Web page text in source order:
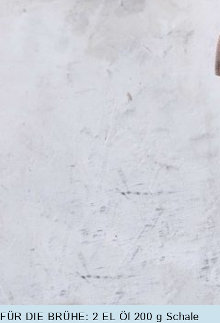
FÜR DIE BRÜHE: 2 EL Öl 200 g Schale